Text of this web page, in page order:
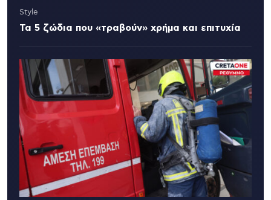
Style
Τα 5 ζώδια που «τραβούν» χρήμα και επιτυχία